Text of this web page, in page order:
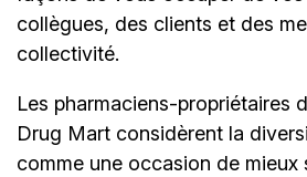
collègues, des clients et des
collectivité.
Les pharmaciens-propriétaires
Drug Mart considèrent la
comme une occasion de mieux